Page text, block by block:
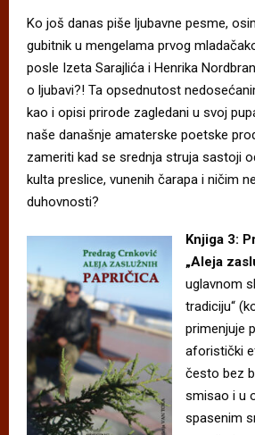
Ko još danas piše ljubavne pesme,
gubitnik u mengelama prvog
posle Izeta Sarajlića i Henrika
o ljubavi?! Ta opsednutost
kao i opisi prirode zagledani u svoj
naše današnje amaterske poetske
zameriti kad se srednja struja sastoji
kulta preslice, vunenih čarapa i ničim
duhovnosti?
Knjiga 3:
„Aleja
uglavnom
tradiciju“
primenjuje
aforistički
često bez
smisao i u
spasenim